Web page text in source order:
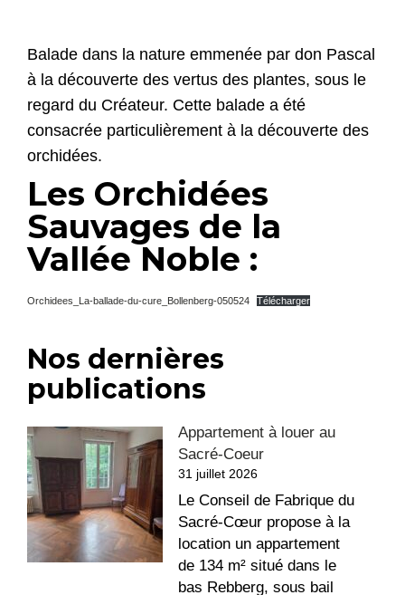
Balade dans la nature emmenée par don Pascal
à la découverte des vertus des plantes, sous le
regard du Créateur. Cette balade a été
consacrée particulièrement à la découverte des
orchidées.
Les Orchidées
Sauvages de la
Vallée Noble :
Orchidees_La-ballade-du-cure_Bollenberg-050524 Télécharger
Nos dernières
publications
Appartement à louer au
Sacré-Coeur
31 juillet 2026
Le Conseil de Fabrique du
Sacré-Cœur propose à la
location un appartement
de 134 m² situé dans le
bas Rebberg, sous bail